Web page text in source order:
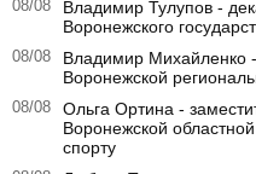
08/08
Владимир Тулупов -
Воронежского
08/08
Владимир Михайленко
Воронежской
08/08
Ольга Ортина -
Воронежской
спорту